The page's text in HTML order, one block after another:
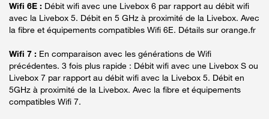
Wifi 6E : Débit wifi avec une Livebox 6 par rapport au débit wifi
avec la Livebox 5. Débit en 5 GHz à proximité de la Livebox. Avec
la fibre et équipements compatibles Wifi 6E. Détails sur orange.fr
Wifi 7 : En comparaison avec les générations de Wifi
précédentes. 3 fois plus rapide : Débit wifi avec une Livebox S ou
Livebox 7 par rapport au débit wifi avec la Livebox 5. Débit en
5GHz à proximité de la Livebox. Avec la fibre et équipements
compatibles Wifi 7.